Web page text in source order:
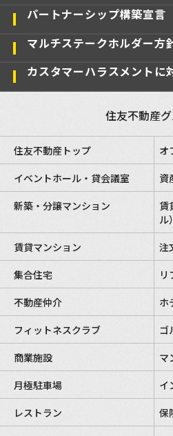
パートナーシップ構築宣言
マルチステークホルダー方
カスタマーハラスメントに
住友不動産
住友不動産トップ
オ
イベントホール・貸会議室
資
新築・分譲マンション
賃
ル）
賃貸マンション
注
集合住宅
リ
不動産仲介
ホ
フィットネスクラブ
ゴ
商業施設
マ
月極駐車場
イ
レストラン
保